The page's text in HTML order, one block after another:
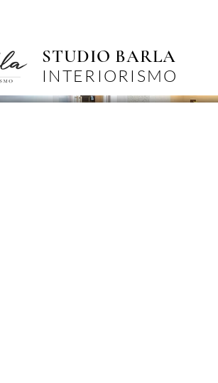
STUDIO BARLA
INTERIORISMO